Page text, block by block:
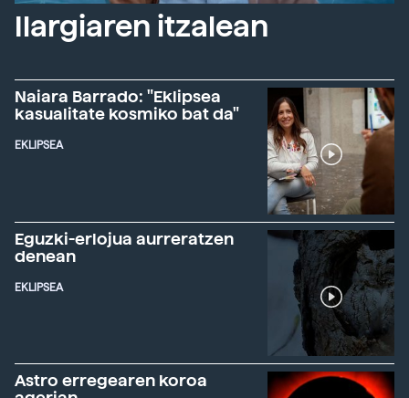
Ilargiaren itzalean
Naiara Barrado: "Eklipsea
kasualitate kosmiko bat da"
EKLIPSEA
Eguzki-erlojua aurreratzen
denean
EKLIPSEA
Astro erregearen koroa